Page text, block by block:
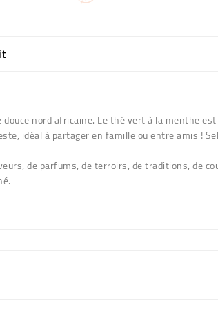
nord africaine. Le thé vert à la menthe
idéal à partager en famille ou entre amis !
de parfums, de terroirs, de traditions, de